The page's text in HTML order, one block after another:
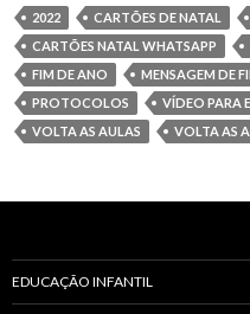
2022 CARTÕES DE NATAL
CARTÕES NATAL WHATSAPP
FIM DE ANO
MENSAGEM DE
PROTOCOLOS
VÍDEO PARA
VOLTA AS AULAS
VOLTA AS
EDUCAÇÃO INFANTIL